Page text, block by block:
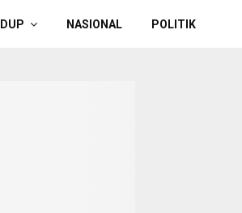
NASIONAL POLITIK